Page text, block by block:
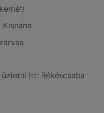
itt: Békéscsaba